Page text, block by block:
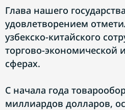
Глава нашего
удовлетворением
узбекско-китайского
торгово-экономической
сферах.
С начала года
миллиардов долларов,